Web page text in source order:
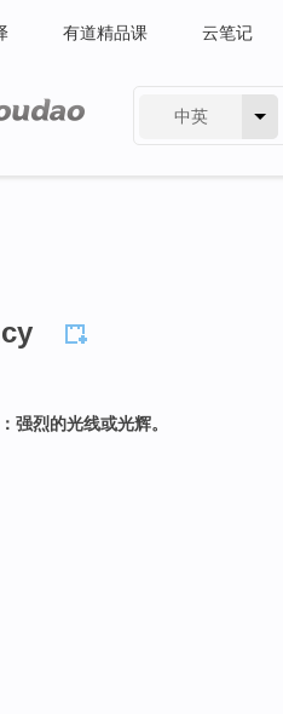
有道精品课 云笔记
中英
强烈的光线或光辉。